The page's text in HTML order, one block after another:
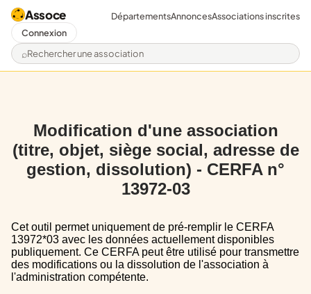
Assoce
Rechercher une association
DépartementsAnnoncesAssociations inscrites
Connexion
Modification d'une association
(titre, objet, siège social, adresse de
gestion, dissolution) - CERFA n°
13972-03
Cet outil permet uniquement de pré-remplir le CERFA
13972*03 avec les données actuellement disponibles
publiquement. Ce CERFA peut être utilisé pour transmettre
des modifications ou la dissolution de l'association à
l'administration compétente.